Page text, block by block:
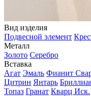
Вид изделия
Подвесной элемент
Металл
Золото Серебро
Вставка
Агат Эмаль Фианит
Цитрин Янтарь
Топаз Гранат Кварц Иск.